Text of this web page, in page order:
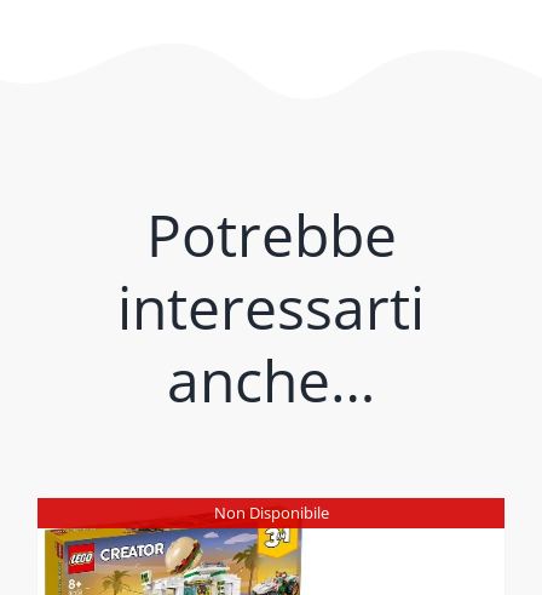
Potrebbe
interessarti
anche…
Non Disponibile